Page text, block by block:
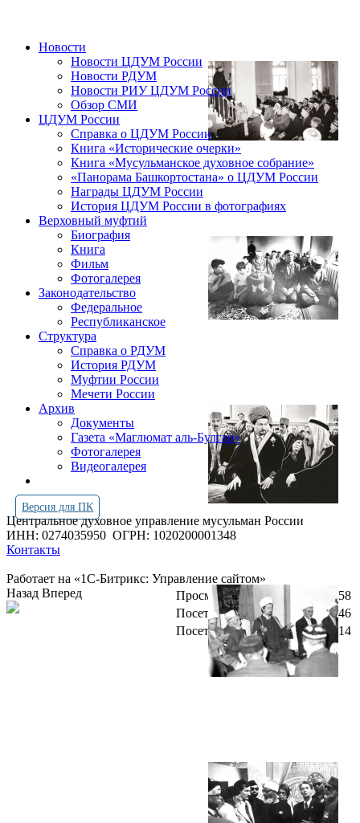
Новости
Новости ЦДУМ России
Новости РДУМ
Новости РИУ ЦДУМ России
Обзор СМИ
ЦДУМ России
Справка о ЦДУМ России
Книга «Исторические очерки»
Книга «Мусульманское духовное собрание»
«Панорама Башкортостана» о ЦДУМ России
Награды ЦДУМ России
История ЦДУМ России в фотографиях
Верховный муфтий
Биография
Книга
Фильм
Фотогалерея
Законодательство
Федеральное
Республиканское
Структура
Справка о РДУМ
История РДУМ
Муфтии России
Мечети России
Архив
Документы
Газета «Маглюмат аль-Булгар»
Фотогалерея
Видеогалерея
Версия для ПК
Центральное духовное управление мусульман России
ИНН: 0274035950 ОГРН: 1020200001348
Контакты
Работает на «1С-Битрикс: Управление сайтом»
Просмотров всего:
4251458
Посетителей сегодня:
1946
Посетителей в онлайн:
14
Назад Вперед